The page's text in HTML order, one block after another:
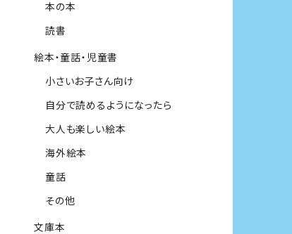
本の本
読書
絵本・童話・児童書
小さいお子さん向け
自分で読めるようになったら
大人も楽しい絵本
海外絵本
童話
その他
文庫本